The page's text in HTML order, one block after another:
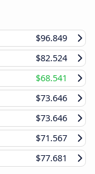
$96.849
$82.524
$68.541
$73.646
$73.646
$71.567
$77.681